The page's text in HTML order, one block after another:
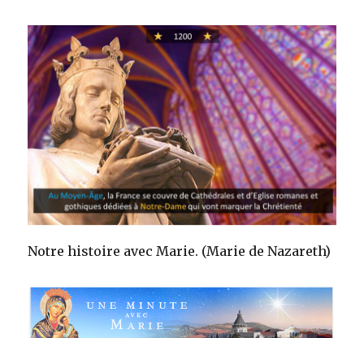
Notre histoire avec Marie. (Marie de Nazareth)